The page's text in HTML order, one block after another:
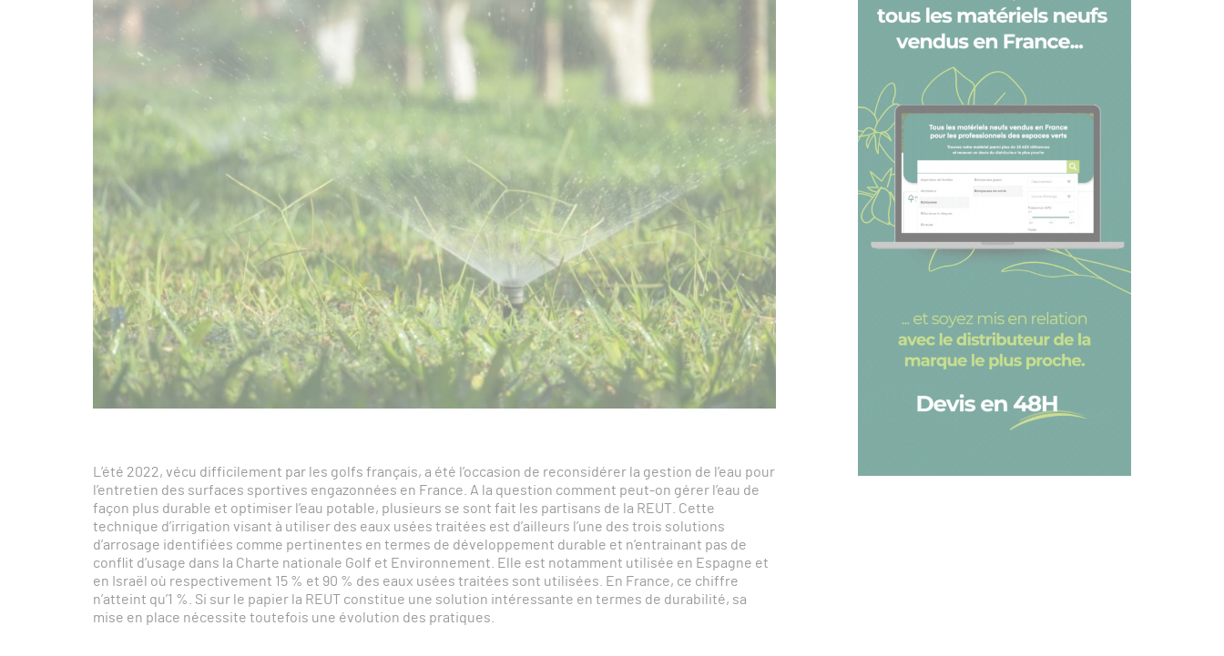
L’été 2022, vécu difficilement par les golfs français, a été l’occasion de reconsidérer la gestion de l’eau pour
l’entretien des surfaces sportives engazonnées en France. A la question comment peut-on gérer l’eau de
façon plus durable et optimiser l’eau potable, plusieurs se sont fait les partisans de la REUT. Cette
technique d’irrigation visant à utiliser des eaux usées traitées est d’ailleurs l’une des trois solutions
d’arrosage identifiées comme pertinentes en termes de développement durable et n’entrainant pas de
conflit d’usage dans la Charte nationale Golf et Environnement. Elle est notamment utilisée en Espagne et
en Israël où respectivement 15 % et 90 % des eaux usées traitées sont utilisées. En France, ce chiffre
n’atteint qu’1 %. Si sur le papier la REUT constitue une solution intéressante en termes de durabilité, sa
mise en place nécessite toutefois une évolution des pratiques.